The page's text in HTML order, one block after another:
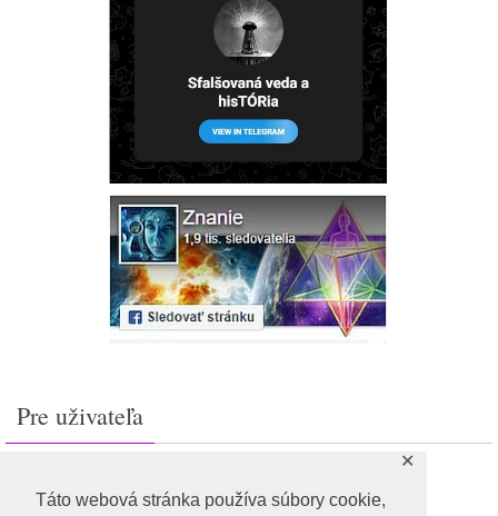
Táto webová stránka používa súbory cookie,
✕
Pre uživateľa
Feed záznamov